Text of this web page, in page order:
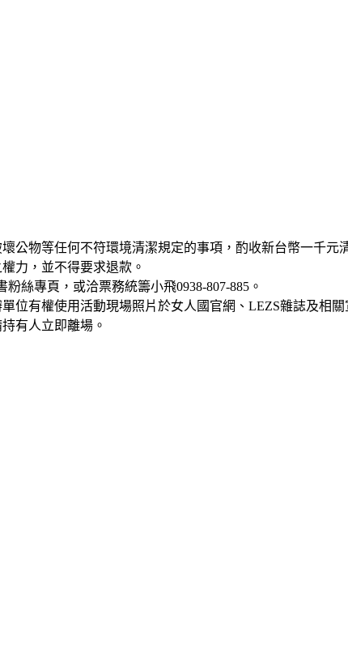
公物等任何不符環境清潔規定的事項，酌收新台幣一千元
力，並不得要求退款。
絲專頁，或洽票務統籌小飛0938-807-885。
位有權使用活動現場照片於女人國官網、LEZS雜誌及相
有人立即離場。